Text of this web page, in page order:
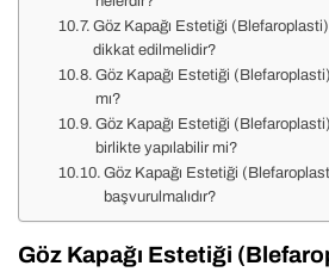
Göz Kapağı Estetiği
dikkat edilmelidir?
Göz Kapağı Estetiği
mı?
Göz Kapağı Estetiği
birlikte yapılabilir mi?
Göz Kapağı Estetiği
başvurulmalıdır?
Göz Kapağı Estetiği